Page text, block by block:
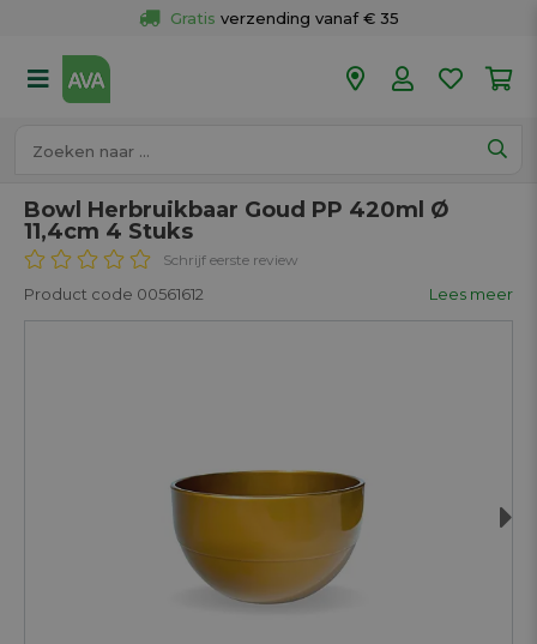
Gratis verzending vanaf € 35
50 winkels
Bowl Herbruikbaar Goud PP 420ml Ø
11,4cm 4 Stuks
Schrijf eerste review
Product code 00561612 Lees meer